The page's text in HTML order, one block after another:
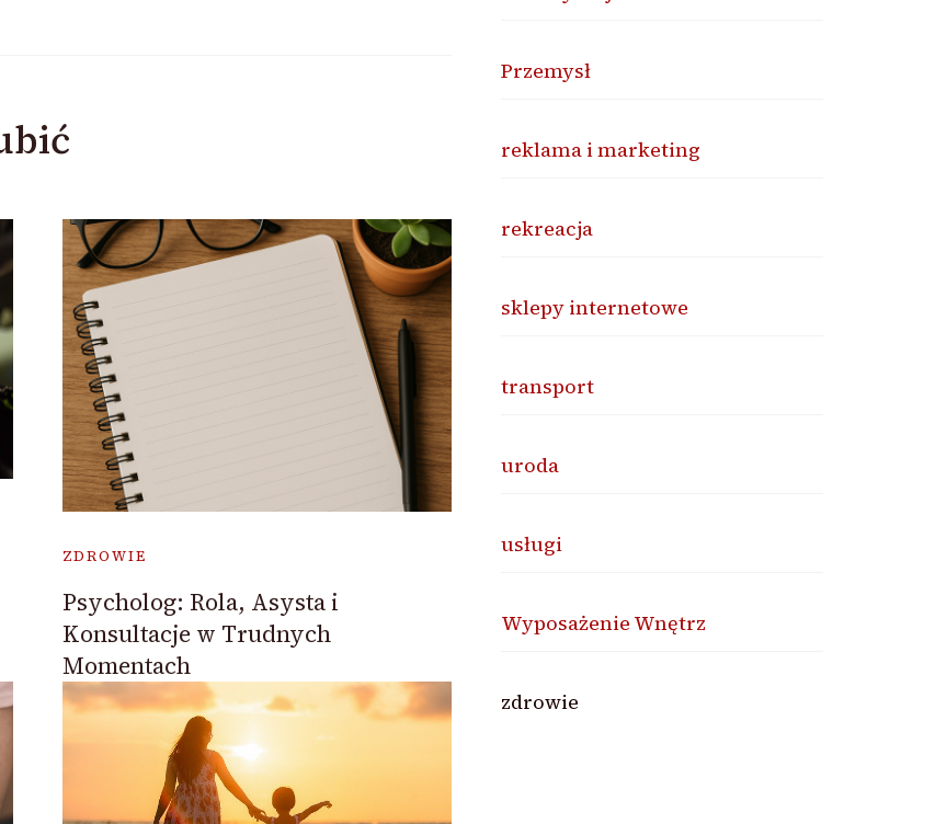
ZDROWIE
Psycholog: Rola, Asysta i
Konsultacje w Trudnych
Momentach
Przemysł
reklama i marketing
rekreacja
sklepy internetowe
transport
uroda
usługi
Wyposażenie Wnętrz
zdrowie